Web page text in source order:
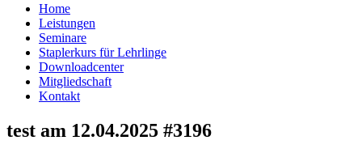
Home
Leistungen
Seminare
Staplerkurs für Lehrlinge
Downloadcenter
Mitgliedschaft
Kontakt
test am 12.04.2025 #3196